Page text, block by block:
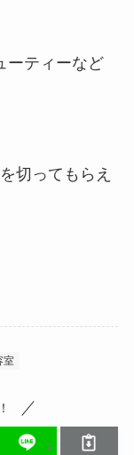
ーティーなど
切ってもらえ
室